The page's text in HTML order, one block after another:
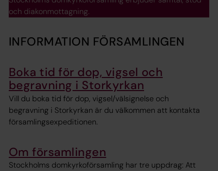
och diakonmottagning.
INFORMATION FÖRSAMLINGEN
Boka tid för dop, vigsel och
begravning i Storkyrkan
Vill du boka tid för dop, vigsel/välsignelse och
begravning i Storkyrkan är du välkommen att kontakta
församlingsexpeditionen.
Om församlingen
Stockholms domkyrkoförsamling har tre uppdrag: Att